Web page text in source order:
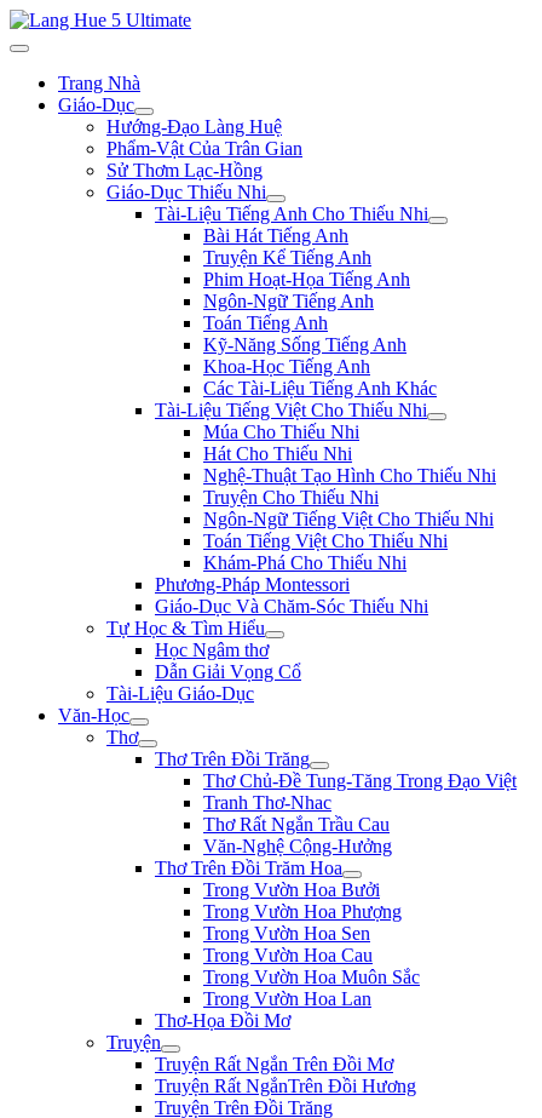
Trang Nhà
Giáo-Dục
Hướng-Đạo Làng Huệ
Phẩm-Vật Của Trân Gian
Sử Thơm Lạc-Hồng
Giáo-Dục Thiếu Nhi
Tài-Liệu Tiếng Anh Cho Thiếu Nhi
Bài Hát Tiếng Anh
Truyện Kể Tiếng Anh
Phim Hoạt-Họa Tiếng Anh
Ngôn-Ngữ Tiếng Anh
Toán Tiếng Anh
Kỹ-Năng Sống Tiếng Anh
Khoa-Học Tiếng Anh
Các Tài-Liệu Tiếng Anh Khác
Tài-Liệu Tiếng Việt Cho Thiếu Nhi
Múa Cho Thiếu Nhi
Hát Cho Thiếu Nhi
Nghệ-Thuật Tạo Hình Cho Thiếu Nhi
Truyện Cho Thiếu Nhi
Ngôn-Ngữ Tiếng Việt Cho Thiếu Nhi
Toán Tiếng Việt Cho Thiếu Nhi
Khám-Phá Cho Thiếu Nhi
Phương-Pháp Montessori
Giáo-Dục Và Chăm-Sóc Thiếu Nhi
Tự Học & Tìm Hiểu
Học Ngâm thơ
Dẫn Giải Vọng Cổ
Tài-Liệu Giáo-Dục
Văn-Học
Thơ
Thơ Trên Đồi Trăng
Thơ Chủ-Đề Tung-Tăng Trong Đạo Việt
Tranh Thơ-Nhac
Thơ Rất Ngắn Trầu Cau
Văn-Nghệ Cộng-Hưởng
Thơ Trên Đồi Trăm Hoa
Trong Vườn Hoa Bưởi
Trong Vườn Hoa Phượng
Trong Vườn Hoa Sen
Trong Vườn Hoa Cau
Trong Vườn Hoa Muôn Sắc
Trong Vườn Hoa Lan
Thơ-Họa Đồi Mơ
Truyện
Truyện Rất Ngắn Trên Đồi Mơ
Truyện Rất NgắnTrên Đồi Hương
Truyện Trên Đồi Trăng